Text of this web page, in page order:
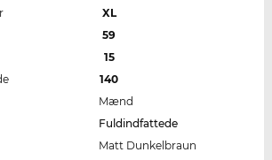
XL
59
15
140
Mænd
Fuldindfattede
Matt Dunkelbraun